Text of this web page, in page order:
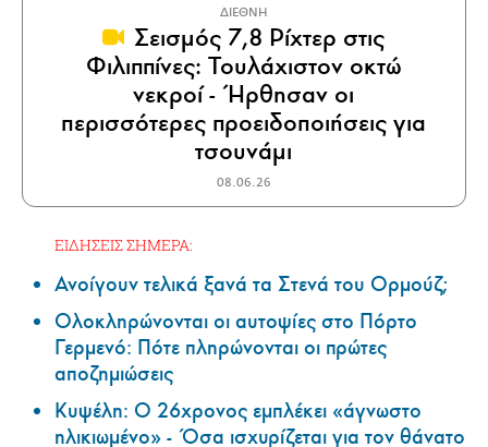
ΔΙΕΘΝΗ
Σεισμός 7,8 Ρίχτερ στις
Φιλιππίνες: Τουλάχιστον οκτώ
νεκροί - Ήρθησαν οι
περισσότερες προειδοποιήσεις για
τσουνάμι
08.06.26
ΕΙΔΗΣΕΙΣ ΣΗΜΕΡΑ:
Ανοίγουν τελικά ξανά τα Στενά του Ορμούζ;
Ολοκληρώνονται οι αυτοψίες στο Πόρτο
Γερμενό: Πότε πληρώνονται οι πρώτες
αποζημιώσεις
Κυψέλη: Ο 26χρονος εμπλέκει «άγνωστο
ηλικιωμένο» - Όσα ισχυρίζεται για τον θάνατο